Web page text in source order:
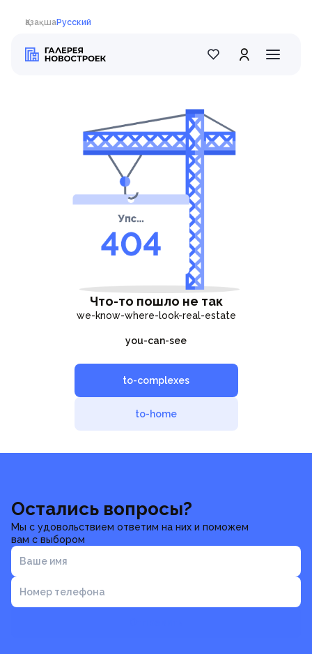
ҚазақшаРусский
Что-то пошло не так
we-know-where-look-real-estate
you-can-see
to-complexes
to-home
Остались вопросы?
Мы с удовольствием ответим на них и поможем
вам с выбором
Ваше имя
Номер телефона